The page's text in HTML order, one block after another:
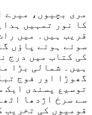
مری بچیوں، میرے
کا نور تمہیں
قریب ہیں۔ میں
سوئے ہوئے پاؤں
کی کتاب میں درج
ہیں۔ شمالی بڑا
گھوڑا اور فوج
توسیع پسندی ایک
سے سرخ اژدھا
قومیوں کی تخریب